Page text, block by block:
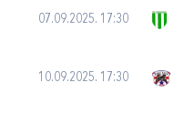
07.09.2025. 17:30
10.09.2025. 17:30